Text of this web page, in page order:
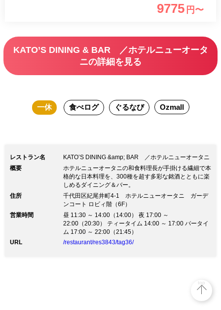
厳選素材を用いた季節感溢れる日本料理
9775 円〜
KATO’S DINING & BAR ／ホテルニューオータ
ニの詳細を見る
一休 食べログ ぐるなび Ozmall
レストラン名
KATO’S DINING &amp; BAR ／ホテルニューオータニ
概要
ホテルニューオータニの和食料理長が手掛ける繊細で本
格的な日本料理を、300種を超す多彩な銘酒とともに楽
しめるダイニング＆バー。
住所
千代田区紀尾井町4-1 ホテルニューオータニ ガーデ
ンコート ロビィ階（6F）
営業時間
昼 11:30 ～ 14:00（14:00） 夜 17:00 ～
22:00（20:30） ティータイム 14:00 ～ 17:00 バータイ
ム 17:00 ～ 22:00（21:45）
URL
/restaurant/res3843/tag36/
top